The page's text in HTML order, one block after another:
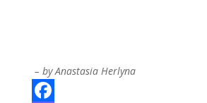
– by Anastasia Herlyna